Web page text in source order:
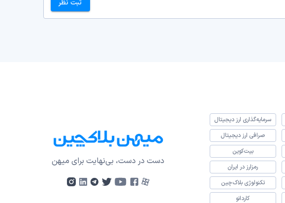
ثبت نظر
سرمایه‌گذاری ارز دیجیتال
صرافی ارز دیجیتال
بیت‌کوین
رمزارز در ایران
تکنولوژی بلاک‌چین
کاردانو
دست در دست، بی‌نهایت برای میهن